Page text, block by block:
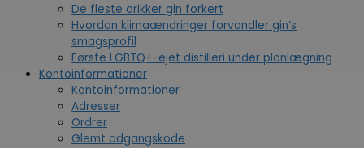
De fleste drikker gin forkert
Hvordan klimaændringer forvandler gin’s
smagsprofil
Første LGBTQ+-ejet distilleri under planlægning
Kontoinformationer
Kontoinformationer
Adresser
Ordrer
Glemt adgangskode